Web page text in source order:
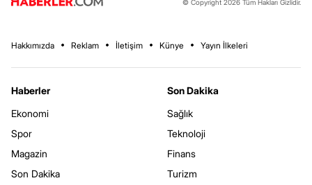
© Copyright 2026 Tüm Hakları Gizlidir.
Hakkımızda Reklam İletişim Künye Yayın İlkeleri
Haberler
Ekonomi
Spor
Magazin
Son Dakika
Son Dakika
Sağlık
Teknoloji
Finans
Turizm